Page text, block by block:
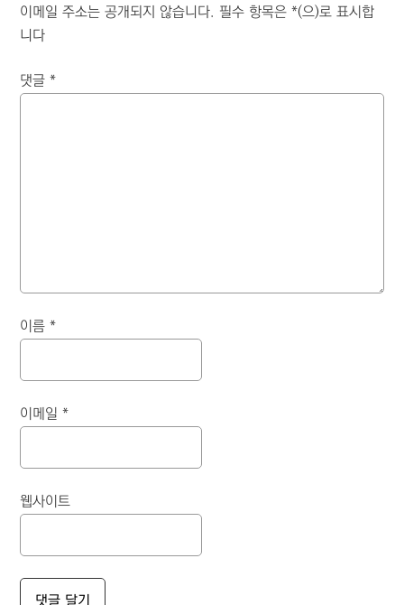
이메일 주소는 공개되지 않습니다. 필수 항목은*(으)로 표시합
니다
댓글*
이름*
이메일*
웹사이트